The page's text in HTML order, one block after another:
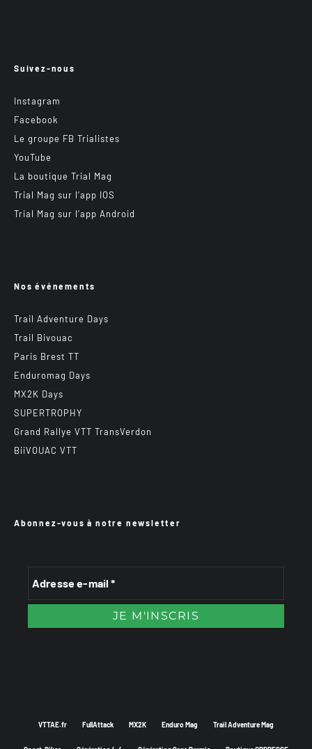
Suivez-nous
Instagram
Facebook
Le groupe FB Trialistes
YouTube
La boutique Trial Mag
Trial Mag sur l’app IOS
Trial Mag sur l’app Android
Nos événements
Trail Adventure Days
Trail Bivouac
Paris Brest TT
Enduromag Days
MX2K Days
SUPERTROPHY
Grand Rallye VTT TransVerdon
BiiVOUAC VTT
Abonnez-vous à notre newsletter
VTTAE.fr FullAttack MX2K Enduro Mag Trail Adventure Mag